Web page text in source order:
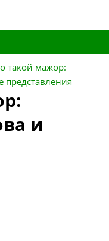
такой мажор:
представления
и